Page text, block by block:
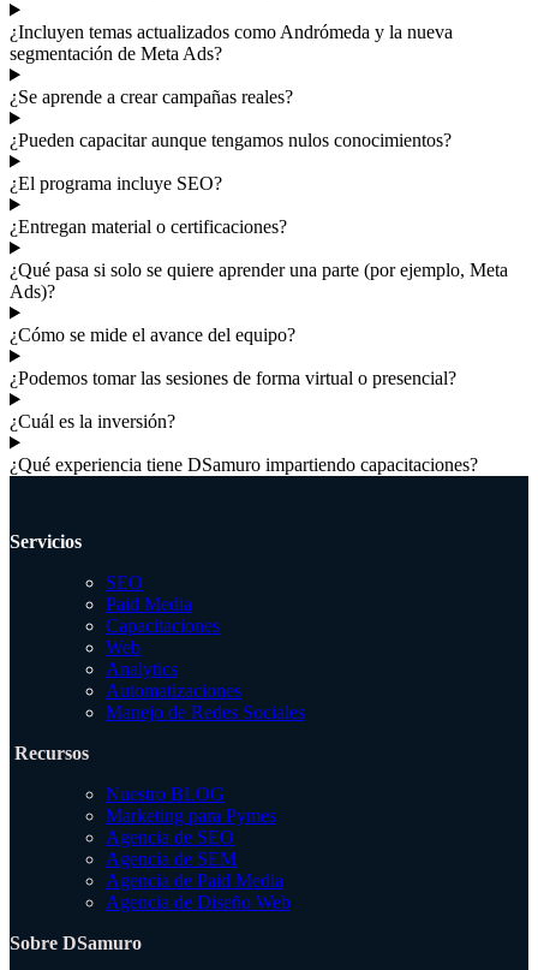
¿Incluyen temas actualizados como Andrómeda y la nueva
segmentación de Meta Ads?
¿Se aprende a crear campañas reales?
¿Pueden capacitar aunque tengamos nulos conocimientos?
¿El programa incluye SEO?
¿Entregan material o certificaciones?
¿Qué pasa si solo se quiere aprender una parte (por ejemplo, Meta
Ads)?
¿Cómo se mide el avance del equipo?
¿Podemos tomar las sesiones de forma virtual o presencial?
¿Cuál es la inversión?
¿Qué experiencia tiene DSamuro impartiendo capacitaciones?
Servicios
SEO
Paid Media
Capacitaciones
Web
Analytics
Automatizaciones
Manejo de Redes Sociales
Recursos
Nuestro BLOG
Marketing para Pymes
Agencia de SEO
Agencia de SEM
Agencia de Paid Media
Agencia de Diseño Web
Sobre DSamuro